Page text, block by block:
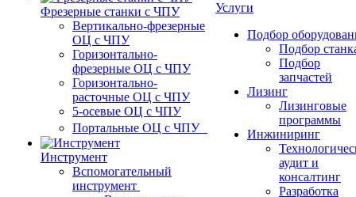
Фрезерные станки с ЧПУ
Вертикально-фрезерные
ОЦ с ЧПУ
Горизонтально-
фрезерные ОЦ с ЧПУ
Горизонтально-
расточные ОЦ с ЧПУ
5-осевые ОЦ с ЧПУ
Портальные ОЦ с ЧПУ
Инструмент
Вспомогательный
инструмент
Услуги
Подбор
Подбор
Подбор
запчастей
Лизинг
Лизинговые
программы
Инжиниринг
аудит и
консалтинг
Разработка